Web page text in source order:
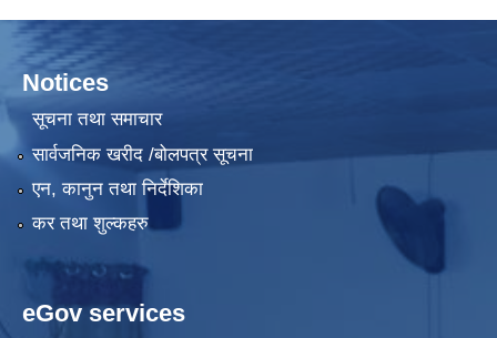
Notices
सूचना तथा समाचार
सार्वजनिक खरीद /बोलपत्र सूचना
एन, कानुन तथा निर्देशिका
कर तथा शुल्कहरु
eGov services